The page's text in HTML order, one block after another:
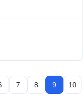
7 8 9 10